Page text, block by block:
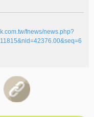
fnews/news.php?